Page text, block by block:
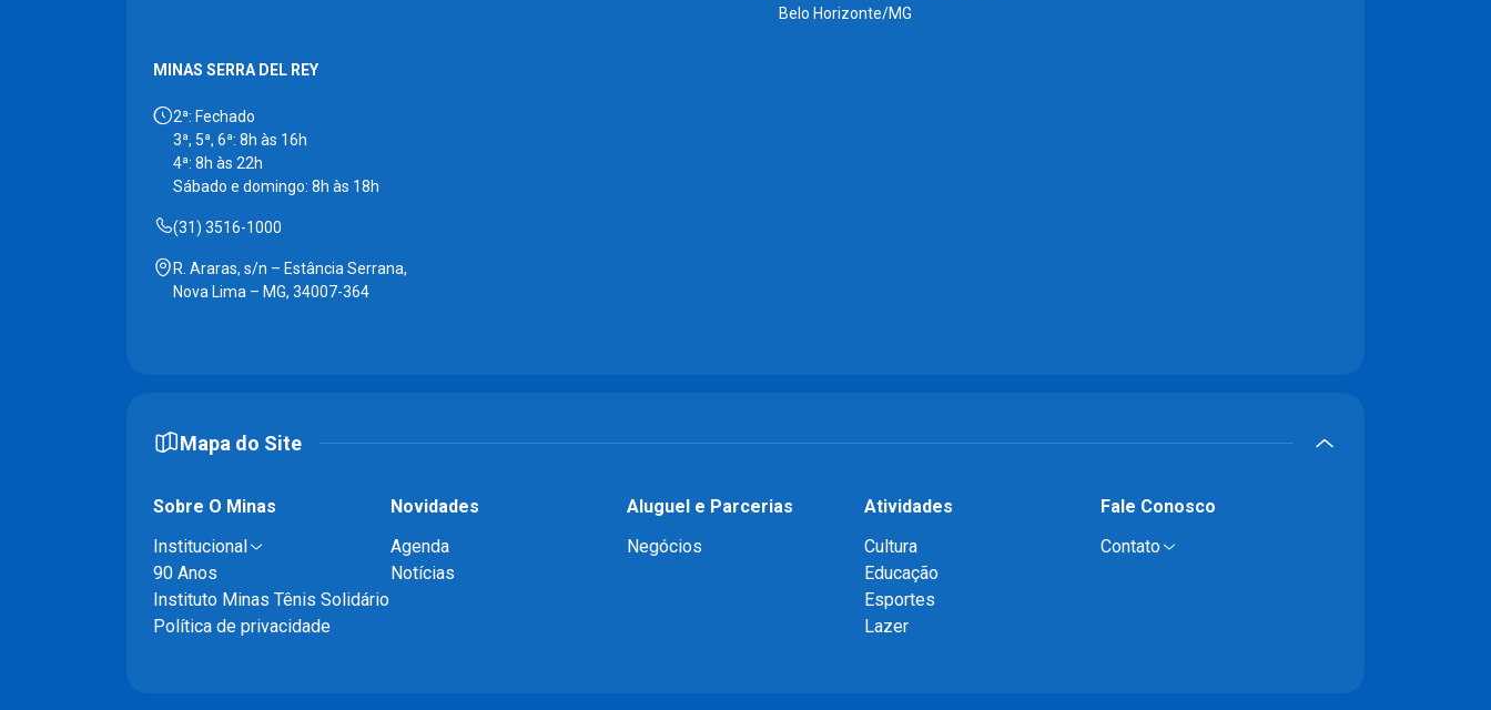
Belo Horizonte/MG
MINAS SERRA DEL REY
2ª: Fechado
3ª, 5ª, 6ª: 8h às 16h
4ª: 8h às 22h
Sábado e domingo: 8h às 18h
(31) 3516-1000
R. Araras, s/n – Estância Serrana,
Nova Lima – MG, 34007-364
Mapa do Site
Sobre O Minas
Institucional
90 Anos
Instituto Minas Tênis Solidário
Política de privacidade
Novidades
Agenda
Notícias
Aluguel e Parcerias
Negócios
Atividades
Cultura
Educação
Esportes
Lazer
Fale Conosco
Contato